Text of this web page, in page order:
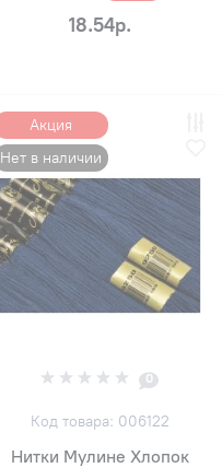
18.54р.
Акция
Нет в наличии
0
Код товара: 006122
Нитки Мулине Хлопок